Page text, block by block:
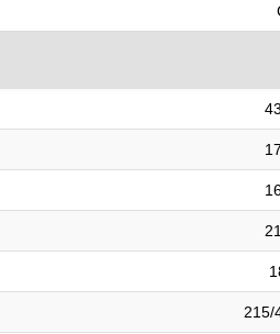
215/